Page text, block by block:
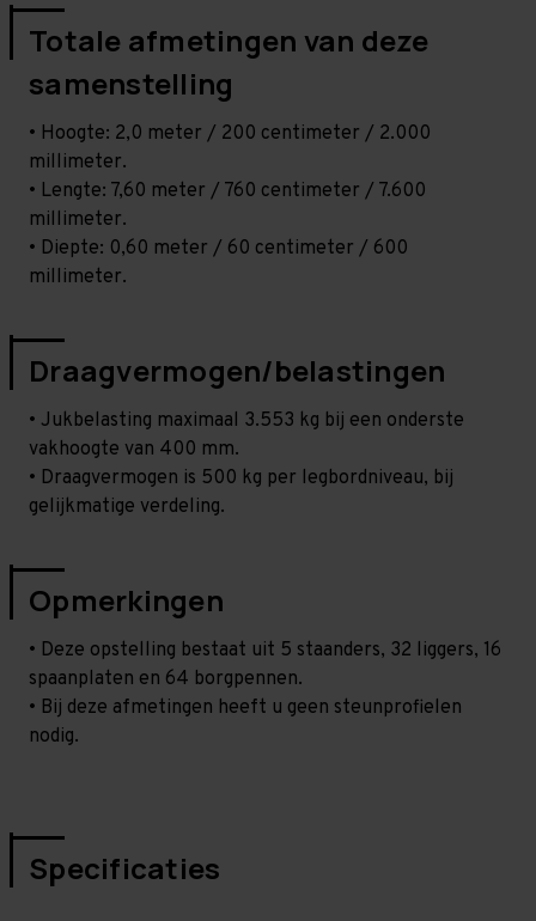
Totale afmetingen van deze
samenstelling
• Hoogte: 2,0 meter / 200 centimeter / 2.000
millimeter.
• Lengte: 7,60 meter / 760 centimeter / 7.600
millimeter.
• Diepte: 0,60 meter / 60 centimeter / 600
millimeter.
Draagvermogen/belastingen
• Jukbelasting maximaal 3.553 kg bij een onderste
vakhoogte van 400 mm.
• Draagvermogen is 500 kg per legbordniveau, bij
gelijkmatige verdeling.
Opmerkingen
• Deze opstelling bestaat uit 5 staanders, 32 liggers, 16
spaanplaten en 64 borgpennen.
• Bij deze afmetingen heeft u geen steunprofielen
nodig.
Specificaties